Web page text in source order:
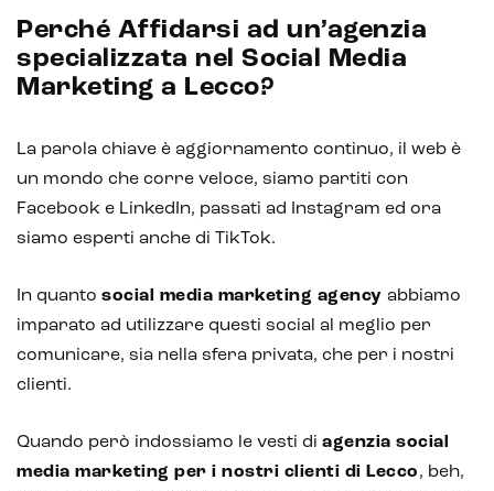
Perché Affidarsi ad un’agenzia
specializzata nel Social Media
Marketing a Lecco?
La parola chiave è aggiornamento continuo, il web è
un mondo che corre veloce, siamo partiti con
Facebook e LinkedIn, passati ad Instagram ed ora
siamo esperti anche di TikTok.
In quanto social media marketing agency abbiamo
imparato ad utilizzare questi social al meglio per
comunicare, sia nella sfera privata, che per i nostri
clienti.
Quando però indossiamo le vesti di agenzia social
media marketing per i nostri clienti di Lecco, beh,